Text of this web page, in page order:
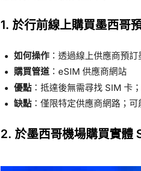
1. 於行前線上購買墨西哥
如何操作 ：透過線上供應商預
購買管道：eSIM 供應商網站
優點 ：抵達後無需尋找 SIM 卡
缺點 ：僅限特定供應商網路；可
2. 於墨西哥機場購買實體